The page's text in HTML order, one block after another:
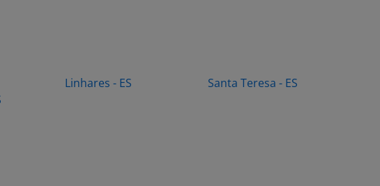
Linhares - ES Santa Teresa - ES